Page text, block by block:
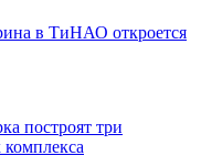
в ТиНАО откроется
построят три